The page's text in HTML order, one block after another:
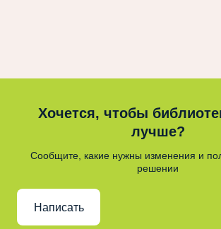
Хочется, чтобы
лучше?
Сообщите, какие нужны изменения и
решении
Написать